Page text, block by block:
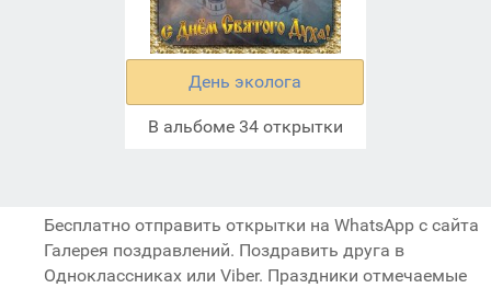
День эколога
В альбоме 34 открытки
Бесплатно отправить открытки на WhatsApp с сайта
Галерея поздравлений. Поздравить друга в
Одноклассниках или Viber. Праздники отмечаемые